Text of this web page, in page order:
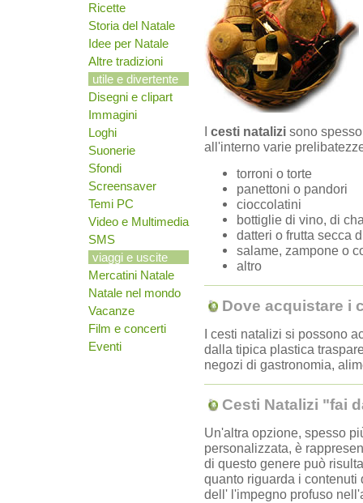
Ricette
Storia del Natale
Idee per Natale
Altre tradizioni
utile e divertente
Disegni e clipart
Immagini
Loghi
Suonerie
Sfondi
Screensaver
Temi PC
Video e Multimedia
SMS
viaggi e uscite
Mercatini Natale
Natale nel mondo
Vacanze
Film e concerti
Eventi
cesti natalizi sono
all'interno varie
torroni o torte
panettoni o pandori
cioccolatini
bottiglie di vino, di
datteri o frutta secca
salame, zampone o
altro
Dove acquistare i
I cesti natalizi si possono
dalla tipica plastica
negozi di gastronomia,
Cesti Natalizi "fai
Un'altra opzione, spesso
personalizzata, è
di questo genere può
quanto riguarda i contenuti
dell' l'impegno profuso